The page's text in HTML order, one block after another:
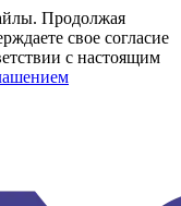
Продолжая
свое согласие
с настоящим